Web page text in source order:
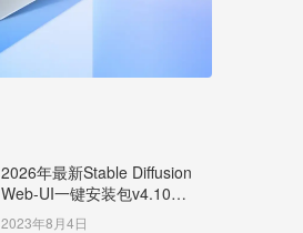
2026年最新Stable Diffusion
Web-UI一键安装包v4.10
Windows版【支持50系显卡】
2023年8月4日